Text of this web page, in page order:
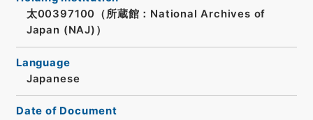
太00397100（所蔵館：National Archives of
Japan (NAJ)）
Language
Japanese
Date of Document